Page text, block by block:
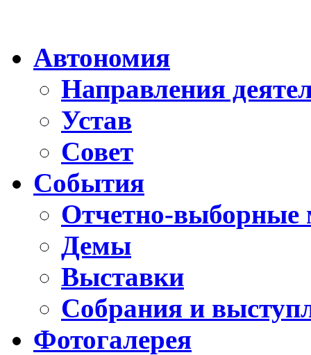
Автономия
Направления
Устав
Совет
События
Отчетно-выборные
Демы
Выставки
Собрания и
Фотогалерея